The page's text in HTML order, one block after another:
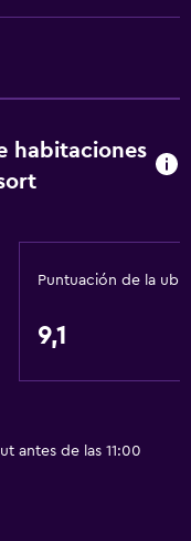
habitaciones
Puntuación de la
9,1
antes de las 11:00